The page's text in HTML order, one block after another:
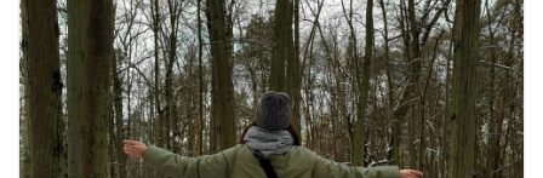
स्वादिष्ट व्यंजन
August 6, 2026 1 Comment